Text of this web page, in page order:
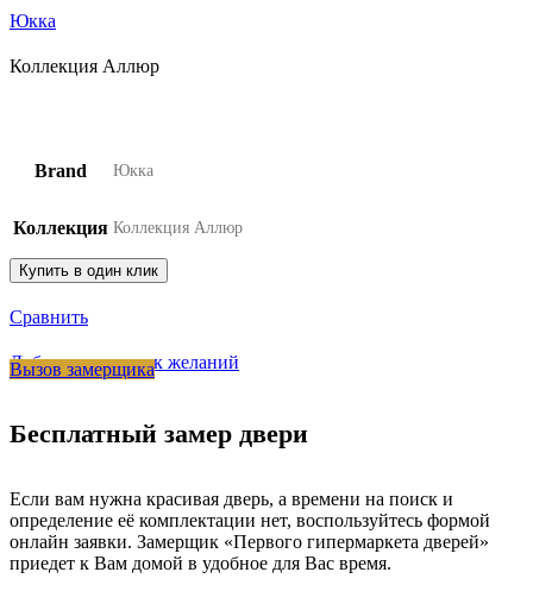
Юкка
Коллекция Аллюр
Brand Юкка
Коллекция Коллекция Аллюр
Купить в один клик
Сравнить
Добавить в список желаний
Вызов замерщика
Бесплатный замер двери
Если вам нужна красивая дверь, а времени на поиск и
определение её комплектации нет, воспользуйтесь формой
онлайн заявки. Замерщик «Первого гипермаркета дверей»
приедет к Вам домой в удобное для Вас время.